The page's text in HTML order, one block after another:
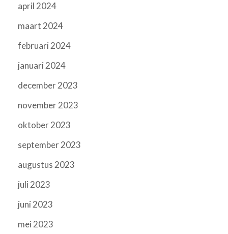
april 2024
maart 2024
februari 2024
januari 2024
december 2023
november 2023
oktober 2023
september 2023
augustus 2023
juli 2023
juni 2023
mei 2023